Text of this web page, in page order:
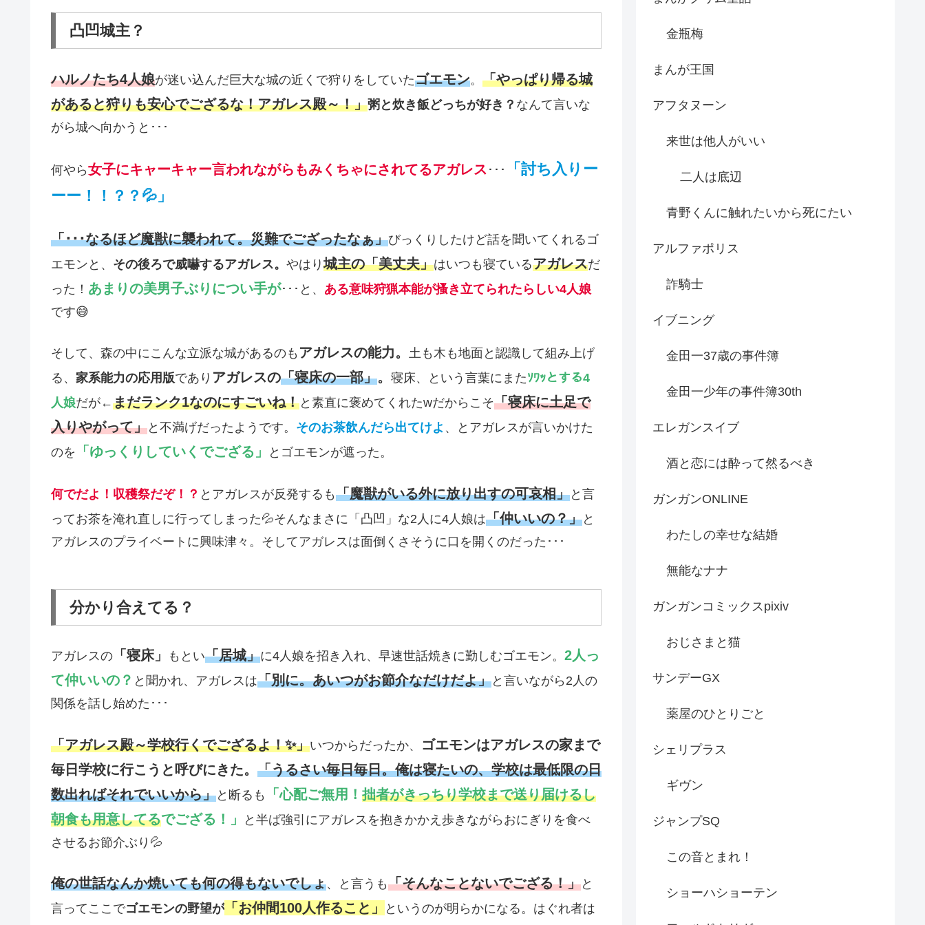
凸凹城主？
ハルノたち4人娘が迷い込んだ巨大な城の近くで狩りをしていたゴエモン。 「やっぱり帰る城
があると狩りも安心でござるな！アガレス殿～！」粥と炊き飯どっちが好き？ なんて言いな
がら城へ向かうと･･･
何やら女子にキャーキャー言われながらもみくちゃにされてるアガレス ･･･
「討ち入りー
ーー！！？？💦」
「･･･なるほど魔獣に襲われて。災難でござったなぁ」びっくりしたけど話を聞いてくれるゴ
エモンと、 その後ろで威嚇するアガレス。 やはり城主の「美丈夫」はいつも寝ているアガレスだ
った！ あまりの美男子ぶりについ手が･･･と、 ある意味狩猟本能が搔き立てられたらしい4人娘
です😅
そして、森の中にこんな立派な城があるのも アガレスの能力。 土も木も地面と認識して組み上げ
る、 家系能力の応用版であり アガレスの「寝床の一部」。 寝床、という言葉にまたｿﾜｯとする4
人娘だが←まだランク1なのにすごいね！と素直に褒めてくれたwだからこそ「寝床に土足で
入りやがって」と不満げだったようです。 そのお茶飲んだら出てけよ 、とアガレスが言いかけた
のを
「ゆっくりしていくでござる」 とゴエモンが遮った。
何でだよ！収穫祭だぞ！？ とアガレスが反発するも「魔獣がいる外に放り出すの可哀相」と言
ってお茶を淹れ直しに行ってしまった💦そんなまさに「凸凹」な2人に4人娘は「仲いいの？」と
アガレスのプライベートに興味津々。そしてアガレスは面倒くさそうに口を開くのだった･･･
分かり合えてる？
アガレスの 「寝床」 もとい「居城」に4人娘を招き入れ、早速世話焼きに勤しむゴエモン。 2人っ
て仲いいの？ と聞かれ、アガレスは「別に。あいつがお節介なだけだよ」と言いながら2人の
関係を話し始めた･･･
「アガレス殿～学校行くでござるよ！✨」いつからだったか、 ゴエモンはアガレスの家まで
毎日学校に行こうと呼びにきた。 「うるさい毎日毎日。俺は寝たいの、学校は最低限の日
数出ればそれでいいから」と断るも 「心配ご無用！ 拙者がきっちり学校まで送り届けるし
朝食も用意してるでござる！」
と半ば強引にアガレスを抱きかかえ歩きながらおにぎりを食べ
させるお節介ぶり💦
俺の世話なんか焼いても何の得もないでしょ、と言うも「そんなことないでござる！」と
言ってここでゴエモンの野望が 「お仲間100人作ること」 というのが明らかになる。はぐれ者は
金瓶梅
まんが王国
アフタヌーン
来世は他人がいい
二人は底辺
青野くんに触れたいから死にたい
アルファポリス
詐騎士
イブニング
金田一37歳の事件簿
金田一少年の事件簿30th
エレガンスイブ
酒と恋には酔って然るべき
ガンガンONLINE
わたしの幸せな結婚
無能なナナ
ガンガンコミックスpixiv
おじさまと猫
サンデーGX
薬屋のひとりごと
シェリプラス
ギヴン
ジャンプSQ
この音とまれ！
ショーハショーテン